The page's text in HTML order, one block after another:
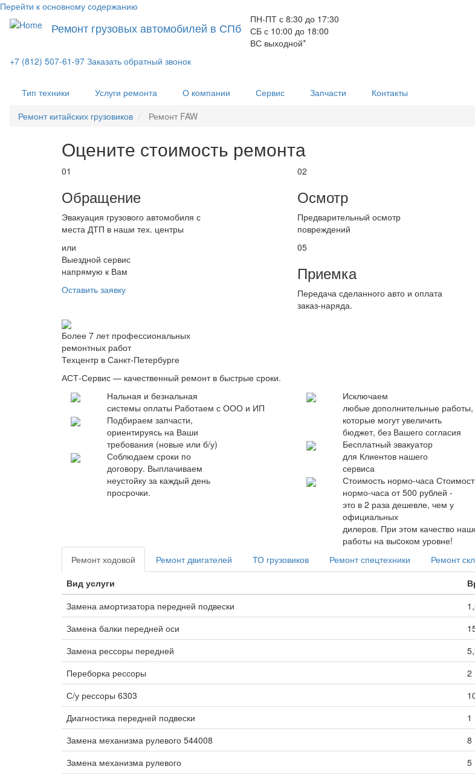
Перейти к основному содержанию
Ремонт грузовых автомобилей в СПб
ПН-ПТ с 8:30 до 17:30
СБ с 10:00 до 18:00
ВС выходной*
+7 (812) 507-61-97 Заказать обратный звонок
Тип техники Услуги ремонта О компании Сервис Запчасти
Контакты
Ремонт китайских грузовиков
Ремонт FAW
Оцените стоимость ремонта
01
Обращение
Эвакуация грузового автомобиля с
места ДТП в наши тех. центры
или
Выездной сервис
напрямую к Вам
Оставить заявку
02
Осмотр
Предварительный осмотр
повреждений
05
Приемка
Передача сделанного авто и оплата
заказ-наряда.
Более 7 лет профессиональных
ремонтных работ
Техцентр в Санкт-Петербурге
АСТ-Сервис — качественный ремонт в быстрые сроки.
Нальная и безнальная
системы оплаты Работаем с ООО и ИП
Подбираем запчасти,
ориентируясь на Ваши
требования (новые или б/у)
Соблюдаем сроки по
договору. Выплачиваем
неустойку за каждый день
просрочки.
Исключаем
любые дополнительные работы,
которые могут увеличить
бюджет, без Вашего согласия
Бесплатный эвакуатор
для Клиентов нашего
сервиса
Стоимость нормо-часа
нормо-часа от 500 рублей -
это в 2 раза дешевле, чем у
официальных
дилеров. При этом качество
работы на выcоком уровне!
Ремонт ходовой Ремонт двигателей ТО грузовиков Ремонт спецтехники Ремонт
Вид услуги
Замена амортизатора передней подвески
Замена балки передней оси
Замена рессоры передней
Переборка рессоры
2
С/у рессоры 6303
Диагностика передней подвески
1
Замена механизма рулевого 544008
8
Замена механизма рулевого
5